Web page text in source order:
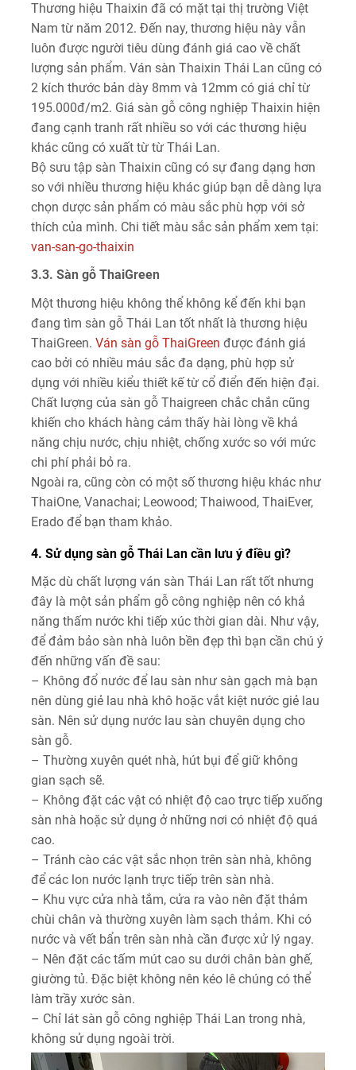
Thương hiệu Thaixin đã có mặt tại thị trường Việt
Nam từ năm 2012. Đến nay, thương hiệu này vẫn
luôn được người tiêu dùng đánh giá cao về chất
lượng sản phẩm. Ván sàn Thaixin Thái Lan cũng có
2 kích thước bản dày 8mm và 12mm có giá chỉ từ
195.000đ/m2. Giá sàn gỗ công nghiệp Thaixin hiện
đang cạnh tranh rất nhiều so với các thương hiệu
khác cũng có xuất từ từ Thái Lan.
Bộ sưu tập sàn Thaixin cũng có sự đang dạng hơn
so với nhiều thương hiệu khác giúp bạn dễ dàng lựa
chọn dược sản phẩm có màu sắc phù hợp với sở
thích của mình. Chi tiết màu sắc sản phẩm xem tại:
van-san-go-thaixin
3.3. Sàn gỗ ThaiGreen
Một thương hiệu không thể không kể đến khi bạn
đang tìm sàn gỗ Thái Lan tốt nhất là thương hiệu
ThaiGreen. Ván sàn gỗ ThaiGreen được đánh giá
cao bởi có nhiều máu sắc đa dạng, phù hợp sử
dụng với nhiều kiểu thiết kế từ cổ điển đến hiện đại.
Chất lượng của sàn gỗ Thaigreen chắc chắn cũng
khiến cho khách hàng cảm thấy hài lòng về khả
năng chịu nước, chịu nhiệt, chống xước so với mức
chi phí phải bỏ ra.
Ngoài ra, cũng còn có một số thương hiệu khác như
ThaiOne, Vanachai; Leowood; Thaiwood, ThaiEver,
Erado để bạn tham khảo.
4. Sử dụng sàn gỗ Thái Lan cần lưu ý điều gì?
Mặc dù chất lượng ván sàn Thái Lan rất tốt nhưng
đây là một sản phẩm gỗ công nghiệp nên có khả
năng thấm nước khi tiếp xúc thời gian dài. Như vậy,
để đảm bảo sàn nhà luôn bền đẹp thì bạn cần chú ý
đến những vấn đề sau:
– Không đổ nước để lau sàn như sàn gạch mà bạn
nên dùng giẻ lau nhà khô hoặc vắt kiệt nước giẻ lau
sàn. Nên sử dụng nước lau sàn chuyên dụng cho
sàn gỗ.
– Thường xuyên quét nhà, hút bụi để giữ không
gian sạch sẽ.
– Không đặt các vật có nhiệt độ cao trực tiếp xuống
sàn nhà hoặc sử dụng ở những nơi có nhiệt độ quá
cao.
– Tránh cào các vật sắc nhọn trên sàn nhà, không
để các lon nước lạnh trực tiếp trên sàn nhà.
– Khu vực cửa nhà tắm, cửa ra vào nên đặt thảm
chùi chân và thường xuyên làm sạch thảm. Khi có
nước và vết bẩn trên sàn nhà cần được xử lý ngay.
– Nên đặt các tấm mút cao su dưới chân bàn ghế,
giường tủ. Đặc biệt không nên kéo lê chúng có thể
làm trầy xước sàn.
– Chỉ lát sàn gỗ công nghiệp Thái Lan trong nhà,
không sử dụng ngoài trời.